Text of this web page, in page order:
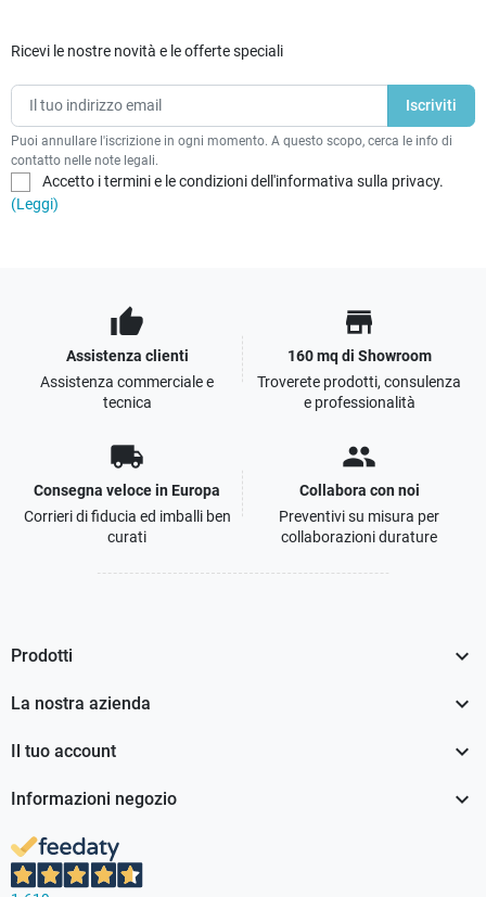
Ricevi le nostre novità e le offerte speciali
Puoi annullare l'iscrizione in ogni momento. A questo scopo, cerca le info di
contatto nelle note legali.
Accetto i termini e le condizioni dell'informativa sulla privacy.
(Leggi)
thumb_up
Assistenza clienti
Assistenza commerciale e
tecnica
store
160 mq di Showroom
Troverete prodotti, consulenza
e professionalità
local_shipping
Consegna veloce in Europa
Corrieri di fiducia ed imballi ben
curati
people
Collabora con noi
Preventivi su misura per
collaborazioni durature
Prodotti 
La nostra azienda 
Il tuo account 
Informazioni negozio 